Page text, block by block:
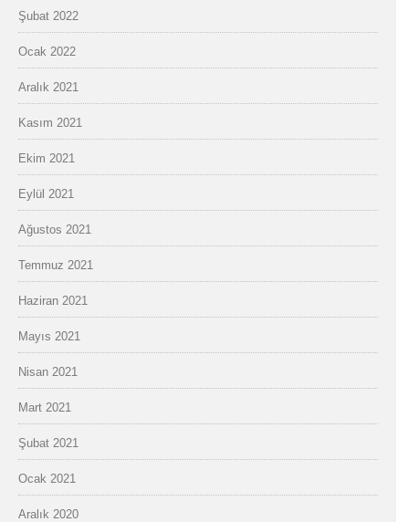
Şubat 2022
Ocak 2022
Aralık 2021
Kasım 2021
Ekim 2021
Eylül 2021
Ağustos 2021
Temmuz 2021
Haziran 2021
Mayıs 2021
Nisan 2021
Mart 2021
Şubat 2021
Ocak 2021
Aralık 2020